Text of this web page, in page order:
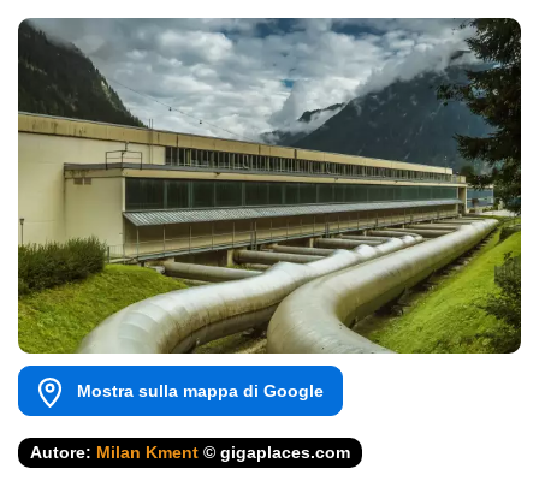
Mostra sulla mappa di Google
Autore: Milan Kment © gigaplaces.com